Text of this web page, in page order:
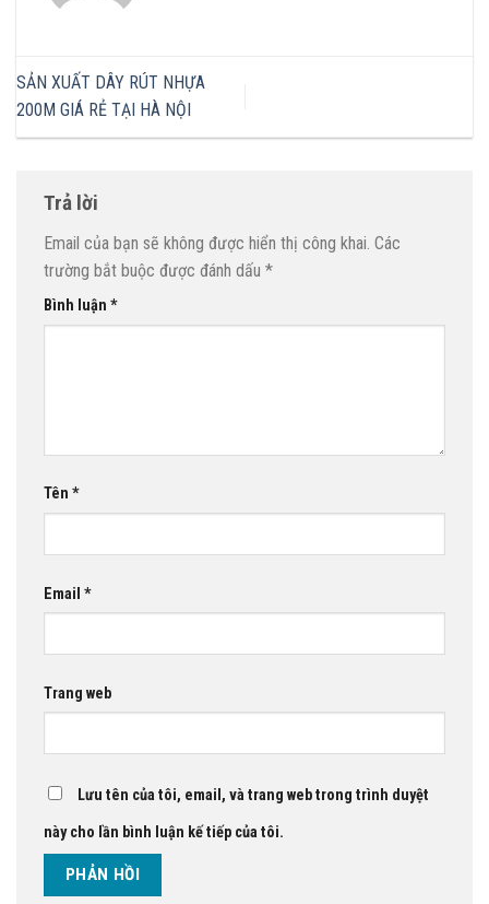
SẢN XUẤT DÂY RÚT NHỰA
200M GIÁ RẺ TẠI HÀ NỘI
Trả lời
Email của bạn sẽ không được hiển thị công khai. Các
trường bắt buộc được đánh dấu *
Bình luận *
Tên *
Email *
Trang web
Lưu tên của tôi, email, và trang web trong trình duyệt
này cho lần bình luận kế tiếp của tôi.